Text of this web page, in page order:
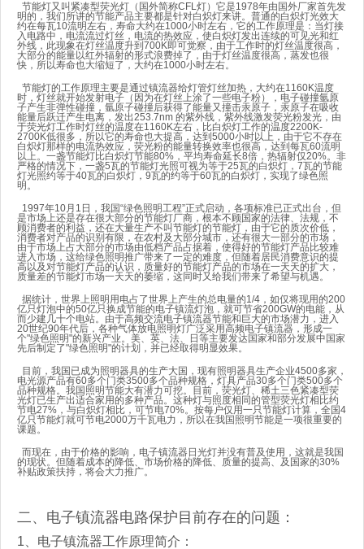
节能灯又叫紧凑型荧光灯（国外简称CFL灯）它是1978年由国外厂家首先发
明的，我们所讲的节能产品主要都是针对白炽灯来讲。普通的白炽灯光效大
约在每瓦10流明左右，寿命大约在1000小时左右，它的工作原理是：当灯接
入电路中，电流流过灯丝，电流的热效应，使白炽灯发出连续的可见光和红
外线，此现象在灯丝温度升到700K即可觉察，由于工作时的灯丝温度很高，
大部分的能量以红外辐射的形式浪费掉了，由于灯丝温度很高，蒸发也很
快，所以寿命也大缩短了，大约在1000小时左右。
节能灯的工作原理主要是通过镇流器给灯管灯丝加热，大约在1160K温度
时，灯丝就开始发射电子（因为在灯丝上涂了一些电子粉），电子碰撞氩原
子产生非弹性碰撞，氩原子碰撞后获得了能量又撞击汞原子，汞原子在吸收
能量后跃迁产生电离，发出253.7nm 的紫外线，紫外线激发荧光粉发光，由
于荧光灯工作时灯丝的温度在1160K左右，比白炽灯工作的温度2200K-
2700K低很多，所以它的寿命也大提高，达到5000小时以上，由于它不存在
白炽灯那样的电流热效应，荧光粉的能量转换效率也很高，达到每瓦60流明
以上。一盏节能灯比白炽灯节能80%，平均寿命延长8倍，热辐射仅20%。非
严格的情况下，一盏5瓦的节能灯光照可视为等于25瓦的白炽灯，7瓦的节能
灯光照约等于40瓦的白炽灯，9瓦的约等于60瓦的白炽灯，实现了绿色照
明。
1997年10月1日，我国“绿色照明工程”正式启动，各项标准已正式出台，但
是市场上还是存在很大部分的节能灯厂商，根本不顾国家的法律、法规，不
顾消费者的利益，还在大量生产不叫节能灯的节能灯，由于它的质次价低，
消费者对产品的识别有限，在农村及大部分城市，还有很大一部分的市场，
由于市场上占大部分的市场由低档产品占据着，使得好的节能灯产品比较难
进入市场，这给绿色照明推广带来了一定的难度，但随着居民消费意识的提
高以及对节能灯产品的认识，质量好的节能灯产品的市场在一天天的扩大，
质量差的节能灯市场一天天的萎缩，这同时又给我们带来了希望与机遇。
据统计，世界上照明用电占了世界上产生的总电量的1/4，如仅将现用的200
亿只灯泡中的50亿只换成节能的电子镇流灯泡，就可节省200GW的电能，从
而少建几十个电站。由于高频交流电子镇流器节能和巨大的市场潜力，进入
20世纪90年代后，各种气体放电照明灯广泛采用高频电子镇流器，形成一
个"绿色照明"的新兴产业。美、英、法、日等主要发达国家和部分发展中国家
先后制定了"绿色照明"的计划，并已经取得明显效果。
目前，我国已成为照明器具的生产大国，现有照明器具生产企业4500多家，
电光源产品有60多个门类3500多个品种规格，灯具产品30多个门类500多个
品种规格。我国照明节能大有潜力可挖。目前，荧光灯、稀土三色紧凑型荧
光灯已生产出适合家用的多种产品。这种灯与照度相同的管型荧光灯相比约
节电27%，与白炽灯相比，可节电70%。按每户仅用一只节能灯计算，全国4
亿只节能灯就可节电2000万千瓦电力，所以在我国照明节能是一项很重要的
课题。
而现在，由于价格的影响，电子镇流器日光灯并没有普及使用，这就是我国
的现状。但随着成本的降低、市场价格的降低、质量的提高、及国家的30%
补贴政策扶持，将会大力推广。
二、电子镇流器电路保护目前存在的问题：
1、电子镇流器工作原理简介：